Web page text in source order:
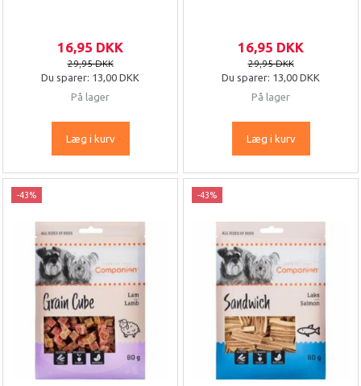
16,95 DKK
29,95 DKK
Du sparer: 13,00 DKK
På lager
Læg i kurv
16,95 DKK
29,95 DKK
Du sparer: 13,00 DKK
På lager
Læg i kurv
-43% -43%